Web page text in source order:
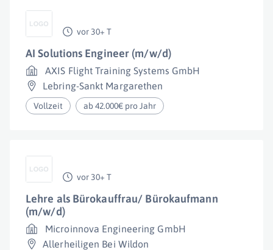
vor 30+ T
AI Solutions Engineer (m/w/d)
AXIS Flight Training Systems GmbH
Lebring-Sankt Margarethen
Vollzeit ab 42.000€ pro Jahr
vor 30+ T
Lehre als Bürokauffrau/ Bürokaufmann
(m/w/d)
Microinnova Engineering GmbH
Allerheiligen Bei Wildon